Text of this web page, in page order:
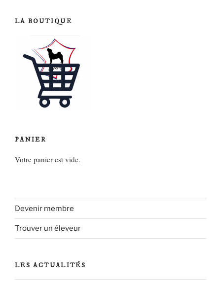
LA BOUTIQUE
PANIER
Votre panier est vide.
Devenir membre
Trouver un éleveur
LES ACTUALITÉS